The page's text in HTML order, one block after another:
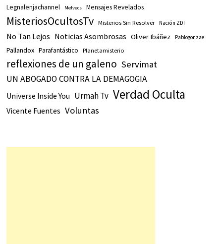
Legnalenjachannel Melvecs Mensajes Revelados
MisteriosOcultosTv Misterios Sin Resolver Nación ZDI
No Tan Lejos Noticias Asombrosas Oliver Ibáñez Pablogonzae
Pallandox Parafantástico Planetamisterio
reflexiones de un galeno Servimat
UN ABOGADO CONTRA LA DEMAGOGIA
Universe Inside You Urmah Tv Verdad Oculta
Vicente Fuentes Voluntas